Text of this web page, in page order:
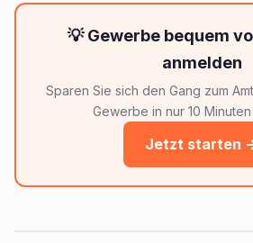
💡 Gewerbe bequem
anmelden
Sparen Sie sich den Gang zum
Gewerbe in nur 10
Jetzt starten